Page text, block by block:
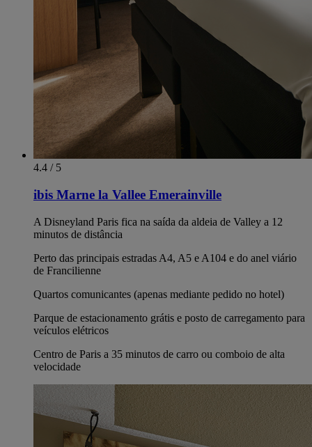
4.4 / 5
ibis Marne la Vallee Emerainville
A Disneyland Paris fica na saída da aldeia de Valley a 12
minutos de distância
Perto das principais estradas A4, A5 e A104 e do anel viário
de Francilienne
Quartos comunicantes (apenas mediante pedido no hotel)
Parque de estacionamento grátis e posto de carregamento para
veículos elétricos
Centro de Paris a 35 minutos de carro ou comboio de alta
velocidade